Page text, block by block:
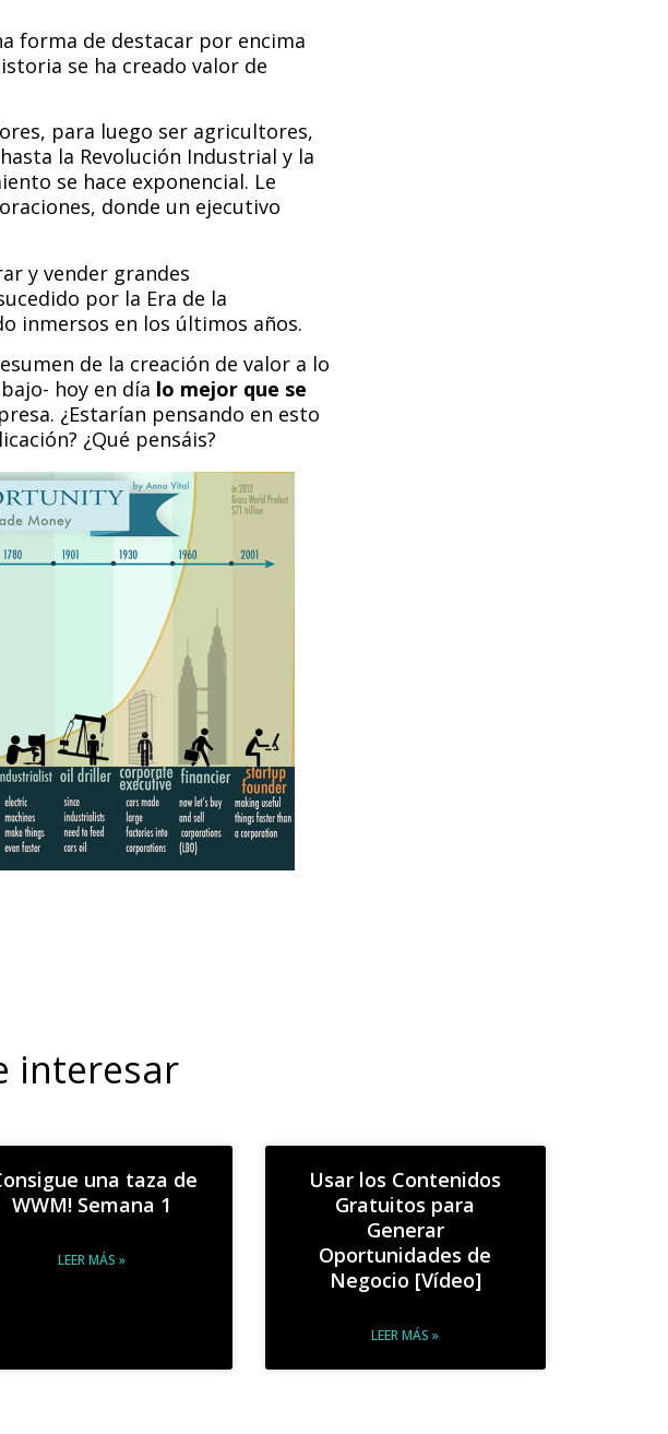
forma de destacar por encima
se ha creado valor de
para luego ser agricultores,
la Revolución Industrial y la
se hace exponencial. Le
donde un ejecutivo
y vender grandes
por la Era de la
inmersos en los últimos años.
de la creación de valor a lo
hoy en día lo mejor que se
¿Estarían pensando en esto
¿Qué pensáis?
interesar
una taza de
WWM! Semana 1
LEER MÁS »
Usar los Contenidos
Gratuitos para
Generar
Oportunidades de
Negocio [Vídeo]
LEER MÁS »